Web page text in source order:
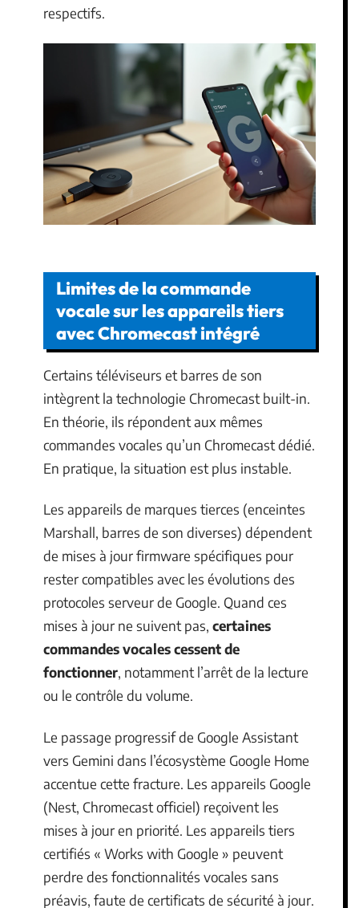
respectifs.
Limites de la commande
vocale sur les appareils tiers
avec Chromecast intégré
Certains téléviseurs et barres de son
intègrent la technologie Chromecast built-in.
En théorie, ils répondent aux mêmes
commandes vocales qu’un Chromecast dédié.
En pratique, la situation est plus instable.
Les appareils de marques tierces (enceintes
Marshall, barres de son diverses) dépendent
de mises à jour firmware spécifiques pour
rester compatibles avec les évolutions des
protocoles serveur de Google. Quand ces
mises à jour ne suivent pas, certaines
commandes vocales cessent de
fonctionner, notamment l’arrêt de la lecture
ou le contrôle du volume.
Le passage progressif de Google Assistant
vers Gemini dans l’écosystème Google Home
accentue cette fracture. Les appareils Google
(Nest, Chromecast officiel) reçoivent les
mises à jour en priorité. Les appareils tiers
certifiés « Works with Google » peuvent
perdre des fonctionnalités vocales sans
préavis, faute de certificats de sécurité à jour.